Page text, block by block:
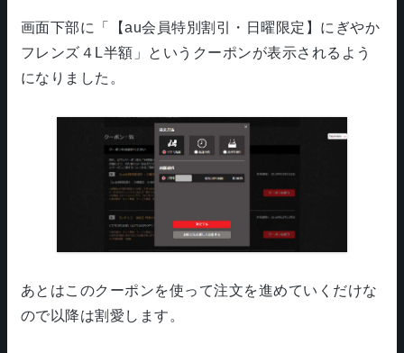
画面下部に「【au会員特別割引・日曜限定】にぎやか
フレンズ４L半額」というクーポンが表示されるよう
になりました。
あとはこのクーポンを使って注文を進めていくだけな
ので以降は割愛します。